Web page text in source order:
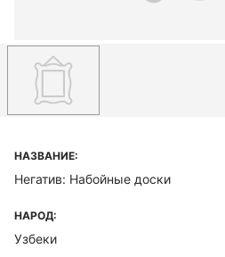
НАЗВАНИЕ:
Негатив: Набойные доски
НАРОД:
Узбеки